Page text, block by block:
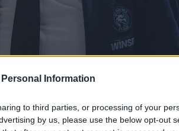
Information
to third parties, or processing of your
by us, please use the below opt-out
Daugiau nuotraukų (1)